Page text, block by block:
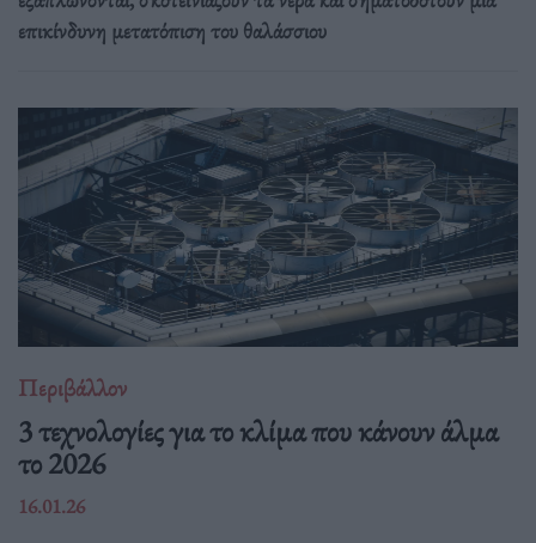
επικίνδυνη μετατόπιση του θαλάσσιου
Περιβάλλον
3 τεχνολογίες για το κλίμα που κάνουν άλμα
το 2026
16.01.26